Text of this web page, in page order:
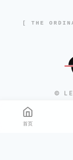
[ THE
©
首页